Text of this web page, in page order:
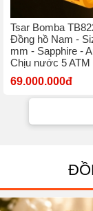
Tsar Bomba
Đồng hồ Nam -
mm - Sapphire -
Chịu nước 5 ATM
69.000.000đ